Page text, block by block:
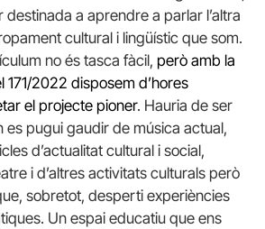
destinada a aprendre a parlar l’altra
cultural i lingüístic que som.
no és tasca fàcil, però amb la
2022 disposem d’hores
el projecte pioner. Hauria de ser
es pugui gaudir de música actual,
d’actualitat cultural i social,
i d’altres activitats culturals però
sobretot, desperti experiències
Un espai educatiu que ens